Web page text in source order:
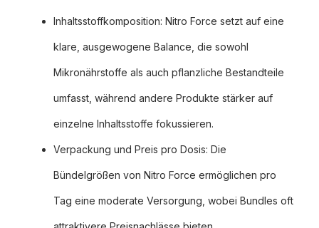
Inhaltsstoffkomposition: Nitro Force setzt auf eine
klare, ausgewogene Balance, die sowohl
Mikronährstoffe als auch pflanzliche Bestandteile
umfasst, während andere Produkte stärker auf
einzelne Inhaltsstoffe fokussieren.
Verpackung und Preis pro Dosis: Die
Bündelgrößen von Nitro Force ermöglichen pro
Tag eine moderate Versorgung, wobei Bundles oft